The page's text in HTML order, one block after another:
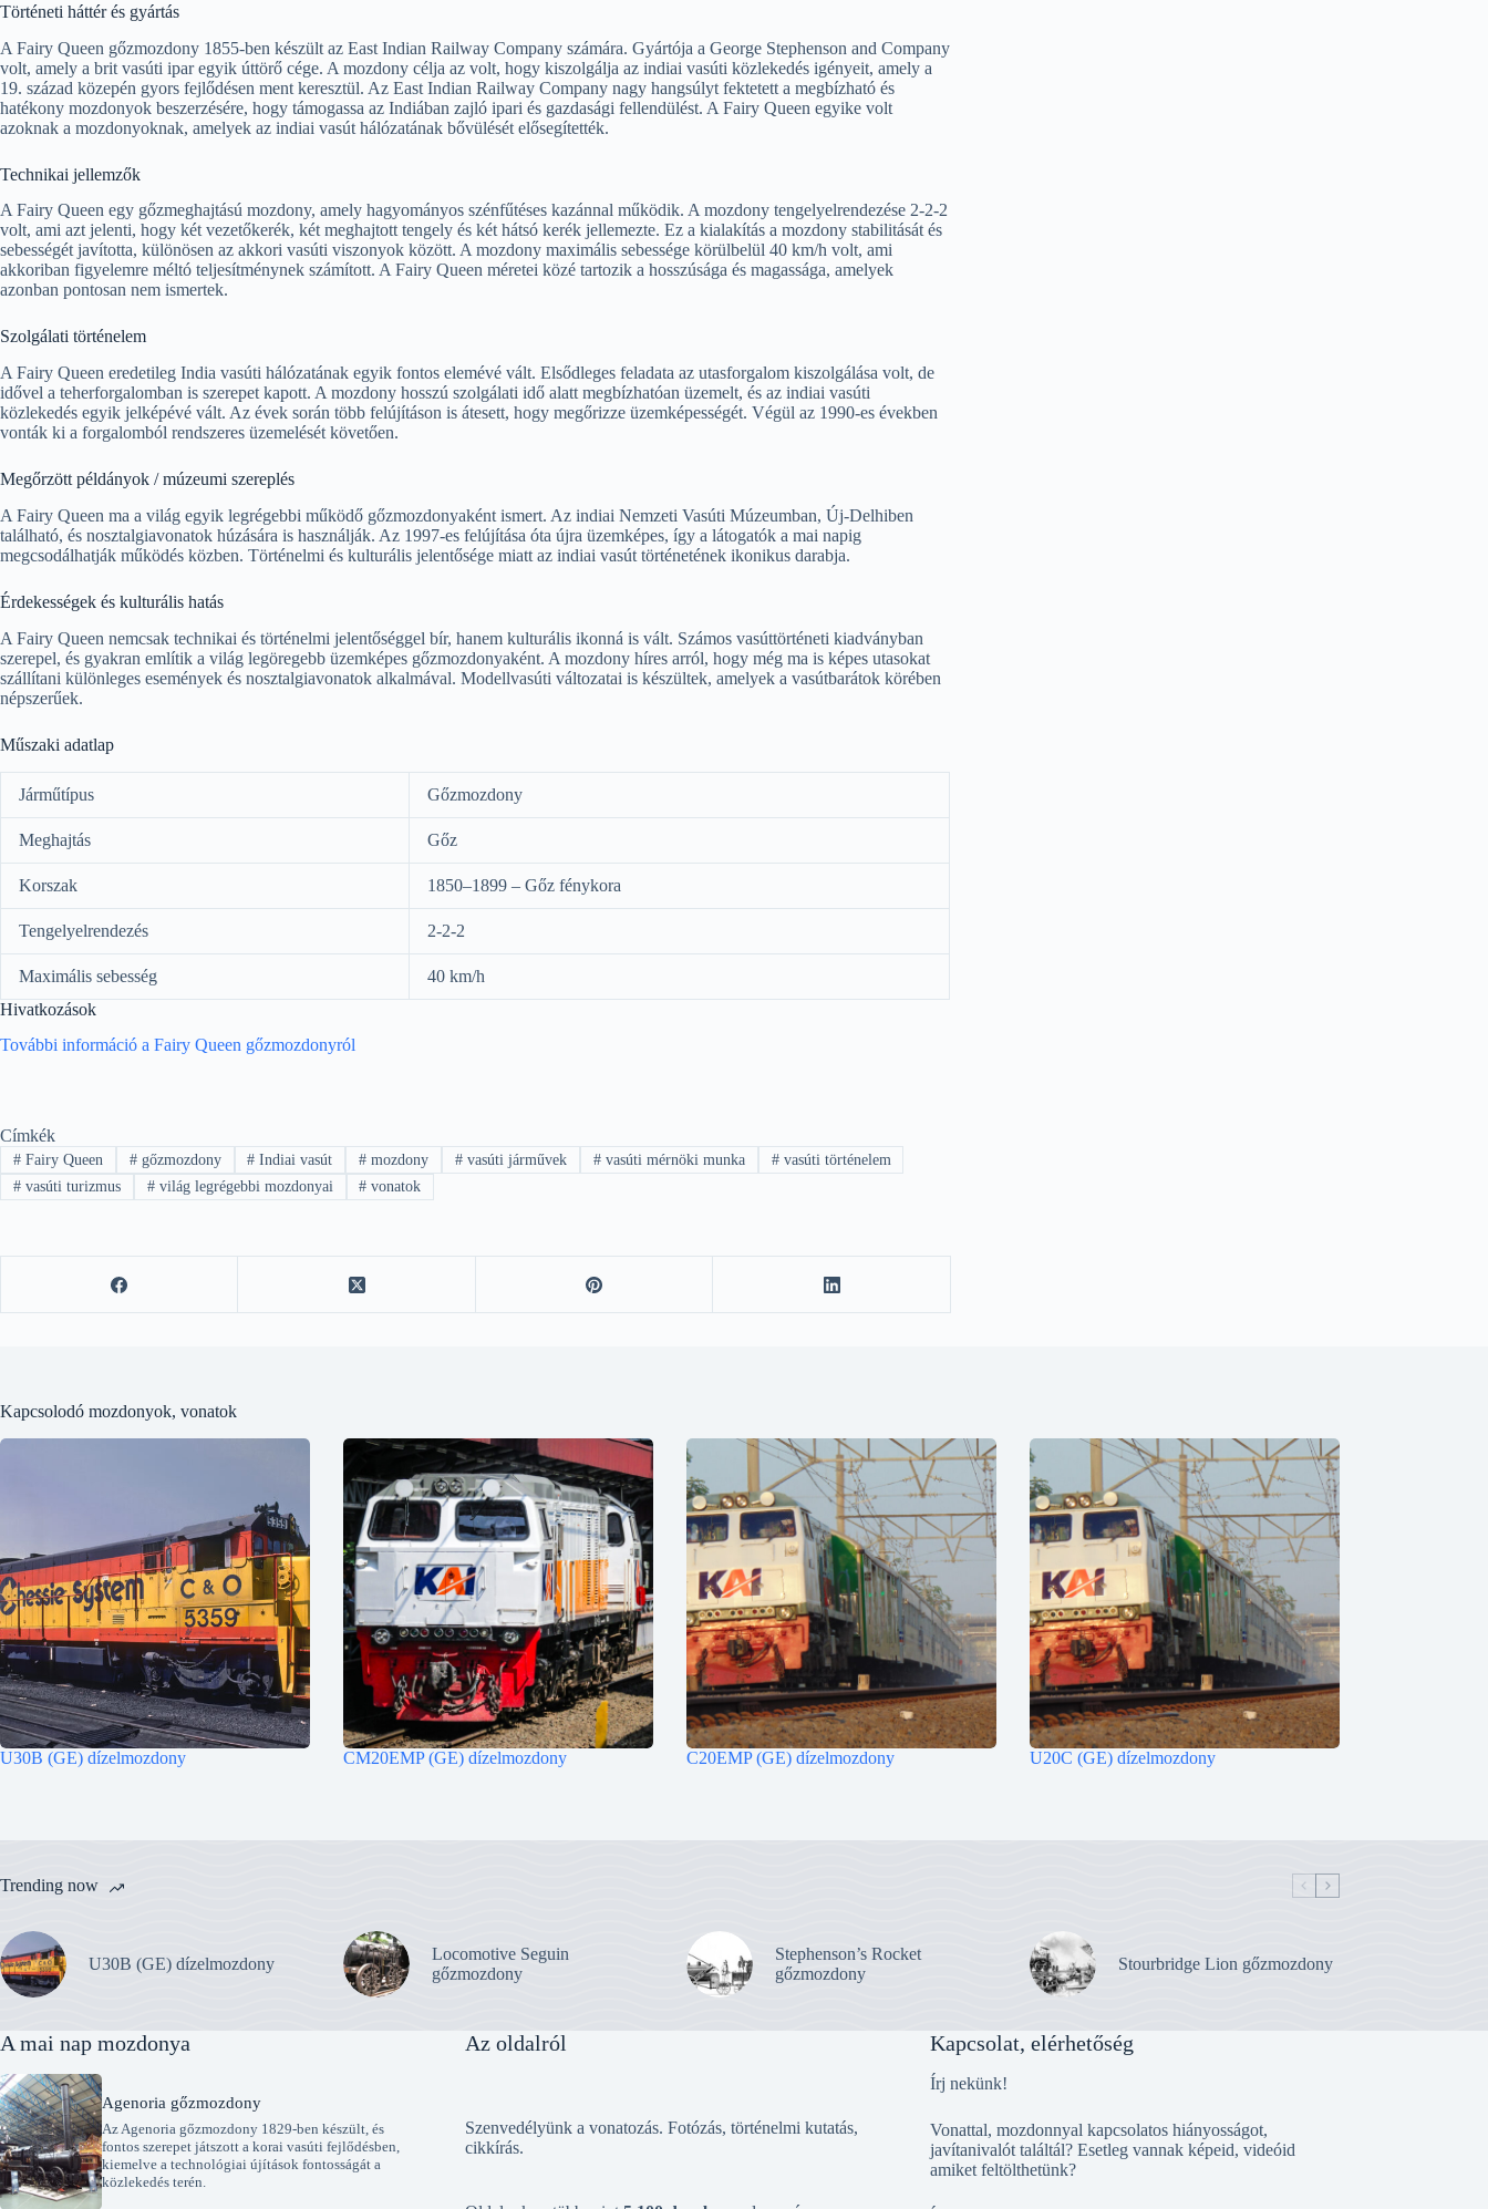
Történeti háttér és gyártás
A Fairy Queen gőzmozdony 1855-ben készült az East Indian Railway Company számára. Gyártója a George Stephenson and Company
volt, amely a brit vasúti ipar egyik úttörő cége. A mozdony célja az volt, hogy kiszolgálja az indiai vasúti közlekedés igényeit, amely a
19. század közepén gyors fejlődésen ment keresztül. Az East Indian Railway Company nagy hangsúlyt fektetett a megbízható és
hatékony mozdonyok beszerzésére, hogy támogassa az Indiában zajló ipari és gazdasági fellendülést. A Fairy Queen egyike volt
azoknak a mozdonyoknak, amelyek az indiai vasút hálózatának bővülését elősegítették.
Technikai jellemzők
A Fairy Queen egy gőzmeghajtású mozdony, amely hagyományos szénfűtéses kazánnal működik. A mozdony tengelyelrendezése 2-2-2
volt, ami azt jelenti, hogy két vezetőkerék, két meghajtott tengely és két hátsó kerék jellemezte. Ez a kialakítás a mozdony stabilitását és
sebességét javította, különösen az akkori vasúti viszonyok között. A mozdony maximális sebessége körülbelül 40 km/h volt, ami
akkoriban figyelemre méltó teljesítménynek számított. A Fairy Queen méretei közé tartozik a hosszúsága és magassága, amelyek
azonban pontosan nem ismertek.
Szolgálati történelem
A Fairy Queen eredetileg India vasúti hálózatának egyik fontos elemévé vált. Elsődleges feladata az utasforgalom kiszolgálása volt, de
idővel a teherforgalomban is szerepet kapott. A mozdony hosszú szolgálati idő alatt megbízhatóan üzemelt, és az indiai vasúti
közlekedés egyik jelképévé vált. Az évek során több felújításon is átesett, hogy megőrizze üzemképességét. Végül az 1990-es években
vonták ki a forgalomból rendszeres üzemelését követően.
Megőrzött példányok / múzeumi szereplés
A Fairy Queen ma a világ egyik legrégebbi működő gőzmozdonyaként ismert. Az indiai Nemzeti Vasúti Múzeumban, Új-Delhiben
található, és nosztalgiavonatok húzására is használják. Az 1997-es felújítása óta újra üzemképes, így a látogatók a mai napig
megcsodálhatják működés közben. Történelmi és kulturális jelentősége miatt az indiai vasút történetének ikonikus darabja.
Érdekességek és kulturális hatás
A Fairy Queen nemcsak technikai és történelmi jelentőséggel bír, hanem kulturális ikonná is vált. Számos vasúttörténeti kiadványban
szerepel, és gyakran említik a világ legöregebb üzemképes gőzmozdonyaként. A mozdony híres arról, hogy még ma is képes utasokat
szállítani különleges események és nosztalgiavonatok alkalmával. Modellvasúti változatai is készültek, amelyek a vasútbarátok körében
népszerűek.
Műszaki adatlap
Járműtípus Gőzmozdony
Meghajtás Gőz
Korszak 1850–1899 – Gőz fénykora
Tengelyelrendezés 2-2-2
Maximális sebesség
40 km/h
Hivatkozások
További információ a Fairy Queen gőzmozdonyról
Címkék
#Fairy Queen #gőzmozdony # Indiai vasút # mozdony # vasúti járművek #vasúti mérnöki munka #vasúti történelem
#vasúti turizmus #világ legrégebbi mozdonyai # vonatok
Kapcsolodó mozdonyok, vonatok
U30B (GE) dízelmozdony CM20EMP (GE) dízelmozdony C20EMP (GE) dízelmozdony U20C (GE) dízelmozdony
Trending now
U30B (GE) dízelmozdony
Locomotive Seguin
gőzmozdony
Stephenson’s Rocket
gőzmozdony
Stourbridge Lion gőzmozdony
A mai nap mozdonya
Agenoria gőzmozdony
Az Agenoria gőzmozdony 1829-ben készült, és
fontos szerepet játszott a korai vasúti fejlődésben,
kiemelve a technológiai újítások fontosságát a
közlekedés terén.
Az oldalról
Szenvedélyünk a vonatozás. Fotózás, történelmi kutatás,
cikkírás.
Kapcsolat, elérhetőség
Írj nekünk!
Vonattal, mozdonnyal kapcsolatos hiányosságot,
javítanivalót találtál? Esetleg vannak képeid, videóid
amiket feltölthetünk?